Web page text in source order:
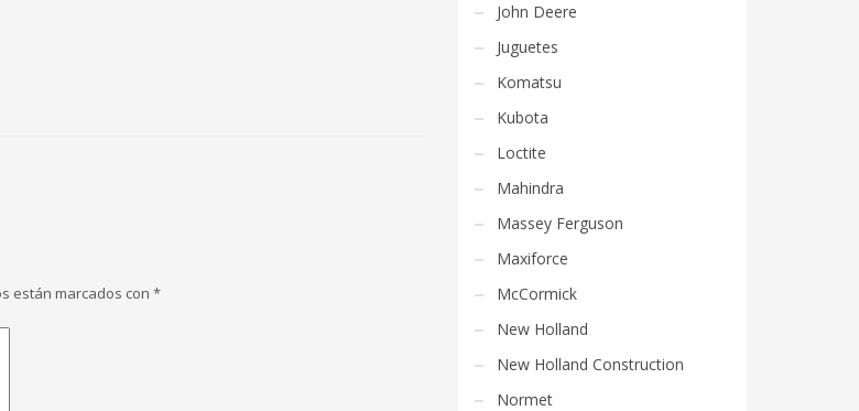
están marcados con *
John Deere
Juguetes
Komatsu
Kubota
Loctite
Mahindra
Massey Ferguson
Maxiforce
McCormick
New Holland
New Holland Construction
Normet